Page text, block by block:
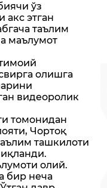
ўз
этган
таълим
маълумот
олишга
видеоролик
томонидан
Чортоқ
ташкилоти
олий.
бир неча